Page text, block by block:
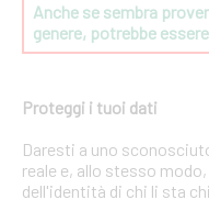
Anche se sembra
genere, potrebbe
Proteggi i tuoi dati
Daresti a uno
reale e, allo stesso
dell'identità di chi li sta